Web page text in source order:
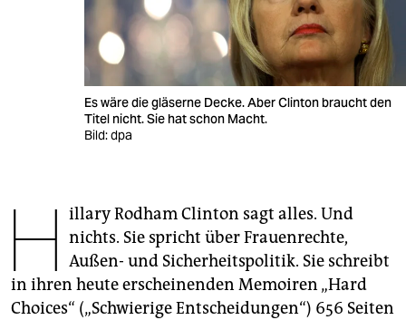
veranstaltungen
fragen & hilfe
genossenschaft
epaper login
Es wäre die gläserne Decke. Aber Clinton braucht den
Titel nicht. Sie hat schon Macht.
Bild: dpa
H illary Rodham Clinton sagt alles. Und
nichts. Sie spricht über Frauenrechte,
Außen- und Sicherheitspolitik. Sie schreibt
in ihren heute erscheinenden Memoiren „Hard
Choices“ („Schwierige Entscheidungen“) 656 Seiten